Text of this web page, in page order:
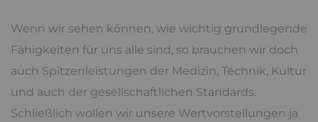
Wenn wir sehen können, wie wichtig grundlegende
Fähigkeiten für uns alle sind, so brauchen wir doch
auch Spitzenleistungen der Medizin, Technik, Kultur
und auch der gesellschaftlichen Standards.
Schließlich wollen wir unsere Wertvorstellungen ja